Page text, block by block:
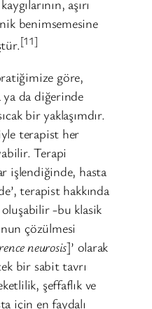
aşırı
benimsemesine
[11]
göre,
da diğerinde
bir yaklaşımdır.
terapist her
Terapi
işlendiğinde, hasta
terapist hakkında
-bu klasik
çözülmesi
neurosis]’ olarak
bir sabit tavrı
şeffaflık ve
için en faydalı